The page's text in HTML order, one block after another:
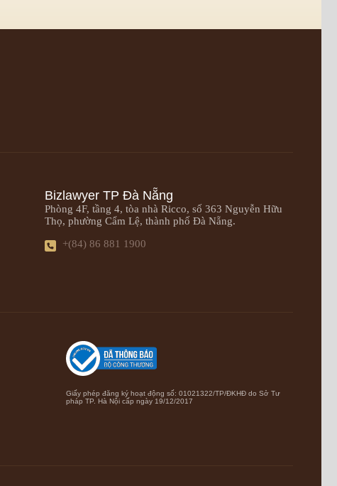
Bizlawyer TP Đà Nẵng
Phòng 4F, tầng 4, tòa nhà Ricco, số 363 Nguyễn Hữu
Thọ, phường Cẩm Lệ, thành phố Đà Nẵng.
+(84) 86 881 1900
Giấy phép đăng ký hoạt động số: 01021322/TP/ĐKHĐ do Sở Tư
pháp TP. Hà Nội cấp ngày 19/12/2017